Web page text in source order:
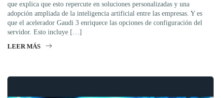
que explica que esto repercute en soluciones personalizadas y una
adopción ampliada de la inteligencia artificial entre las empresas. Y es
que el acelerador Gaudi 3 enriquece las opciones de configuración del
servidor. Esto incluye […]
LEER MÁS